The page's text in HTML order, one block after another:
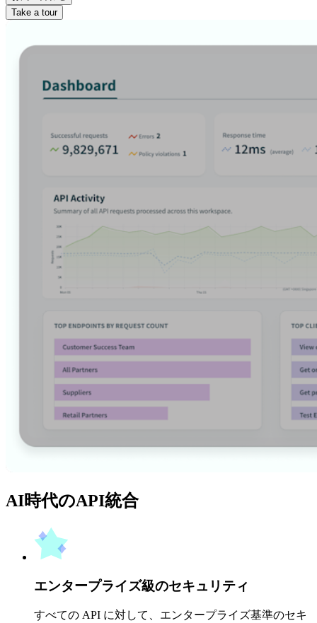
Take a tour
AI時代のAPI統合
エンタープライズ級のセキュリティ
すべての API に対して、エンタープライズ基準のセキ